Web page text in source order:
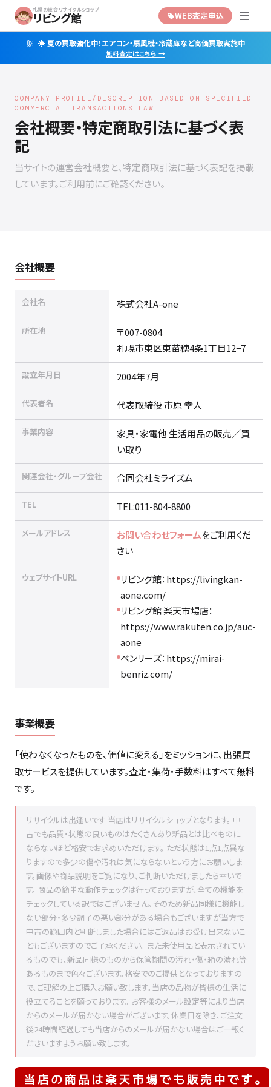
札幌の総合リサイクルショップ
リビング館 WEB査定申込
☀️ 夏の買取強化中！エアコン・扇風機・冷蔵庫など高価買取実施中
無料査定はこちら →
COMPANY PROFILE/DESCRIPTION BASED ON SPECIFIED
COMMERCIAL TRANSACTIONS LAW
会社概要・特定商取引法に基づく表
記
当サイトの運営会社概要と、特定商取引法に基づく表記を掲載
しています。ご利用前にご確認ください。
会社概要
会社名 株式会社A-one
所在地
〒007-0804
札幌市東区東苗穂4条1丁目12−7
設立年月日 2004年7月
代表者名 代表取締役 市原 幸人
事業内容
家具・家電他 生活用品の販売／買
い取り
関連会社・グループ会社 合同会社ミライズム
TEL TEL:011-804-8800
メールアドレス お問い合わせフォームをご利用くだ
さい
ウェブサイトURL
リビング館：https://livingkan-
aone.com/
リビング館 楽天市場店：
https://www.rakuten.co.jp/auc-
aone
ベンリーズ：https://mirai-
benriz.com/
事業概要
「使わなくなったものを、価値に変える」をミッションに、出張買
取サービスを提供しています。査定・集荷・手数料はすべて無料
です。
リサイクルは出逢いです 当店はリサイクルショップとなります。 中
古でも品質・状態の良いものはたくさんあり新品とは比べものに
ならないほど格安でお求めいただけます。 ただ状態は1点1点異な
りますので多少の傷や汚れは気にならないという方にお願いしま
す。画像や商品説明をご覧になり、ご判断いただけましたら幸いで
す。 商品の簡単な動作チェックは行っておりますが、全ての機能を
チェックしている訳ではございません。そのため新品同様に機能し
ない部分・多少調子の悪い部分がある場合もございますが当方で
中古の範囲内と判断しました場合にはご返品はお受け出来ないこ
ともございますのでご了承ください。 また未使用品と表示されてい
るものでも、新品同様のものから保管期間の汚れ・傷・箱の潰れ等
あるものまで色々ございます。格安でのご提供となっておりますの
で、ご理解の上ご購入お願い致します。当店の品物が皆様の生活に
役立てることを願っております。 お客様のメール設定等により当店
からのメールが届かない場合がございます。休業日を除き、ご注文
後24時間経過しても当店からのメールが届かない場合はご一報く
ださいますようお願い致します。